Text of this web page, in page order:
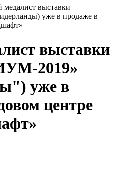
медалист выставки
уже в продаже в
выставки
2019»
уже в
центре